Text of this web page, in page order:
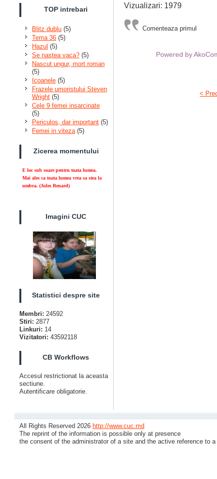
TOP intrebari
Blitz dublu (5)
Tema 36 (5)
Hazul (5)
Se nastea vaca? (5)
Nascut ungur, mort roman
(5)
Icoanele (5)
Frazele umoristului Steven
Wright (5)
Cele 9 femei insarcinate
(5)
Periculos, dar important (5)
Femei in viteza(5)
Zicerea momentului
E loc sub soare pentru toata lumea.
Mai ales ca toata lumea vrea sa stea la
umbra. (Jules Renard)
Imagini CUC
Statistici despre site
Membri: 24592
Stiri: 2877
Linkuri: 14
Vizitatori: 43592118
CB Workflows
Accesul restrictionat la aceasta
sectiune.
Autentificare obligatorie.
Vizualizari: 1979
Comenteaza primul
Powered by
<
All Rights Reserved 2026 http://www.cuc.md
The reprint of the information is possible only at presence
the consent of the administrator of a site and the active reference to